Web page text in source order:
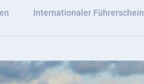
Internationaler Führerschein